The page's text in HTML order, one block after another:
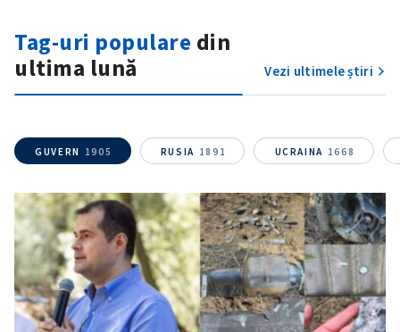
Tag-uri populare din
ultima lună
Vezi ultimele știri
GUVERN 1905 RUSIA 1891 UCRAINA 1668